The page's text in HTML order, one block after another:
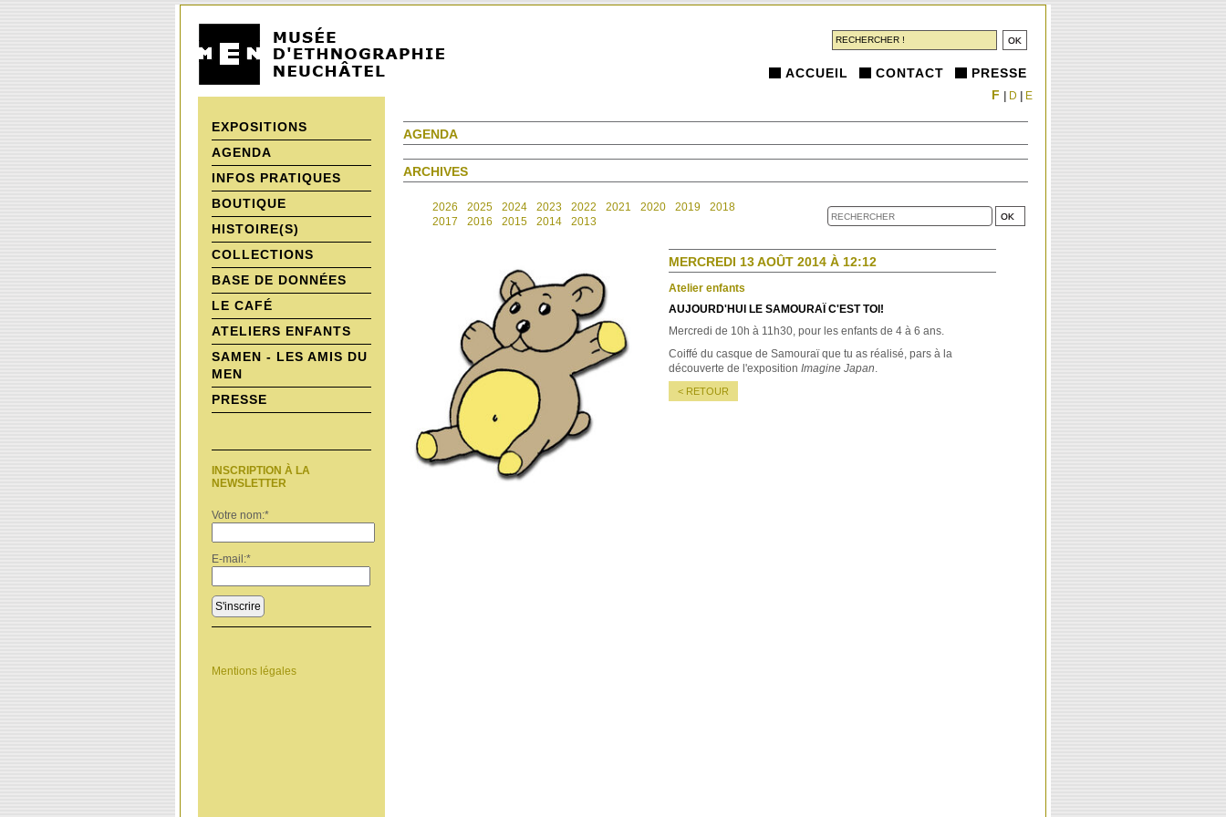
ACCUEIL CONTACT PRESSE
EXPOSITIONS
AGENDA
INFOS PRATIQUES
BOUTIQUE
HISTOIRE(S)
COLLECTIONS
BASE DE DONNÉES
LE CAFÉ
ATELIERS ENFANTS
SAMEN - LES AMIS DU
MEN
PRESSE
INSCRIPTION À LA
NEWSLETTER
Votre nom:*
E-mail:*
S'inscrire
Mentions légales
AGENDA
ARCHIVES
2026 2025 2024 2023 2022 2021 2020 2019
2018
2017
2016 2015 2014 2013
MERCREDI 13 AOÛT 2014 À 12:12
Atelier enfants
AUJOURD'HUI LE SAMOURAÏ C'EST TOI!
Mercredi de 10h à 11h30, pour les enfants de 4 à 6 ans.
Coiffé du casque de Samouraï que tu as réalisé, pars à la
découverte de l'exposition Imagine Japan.
< RETOUR
F D E